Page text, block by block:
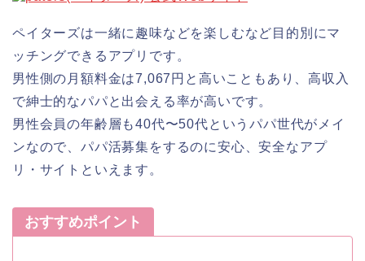
ペイターズは一緒に趣味などを楽しむなど目的別にマ
ッチングできるアプリです。
男性側の月額料金は7,067円と高いこともあり、高収入
で紳士的なパパと出会える率が高いです。
男性会員の年齢層も40代〜50代というパパ世代がメイ
ンなので、パパ活募集をするのに安心、安全なアプ
リ・サイトといえます。
おすすめポイント